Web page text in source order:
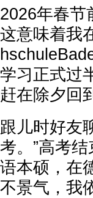
2026年春节
这意味着我
学习正式过
赶在除夕回
跟儿时好友
考。”高考
语本硕，在
不景气，我